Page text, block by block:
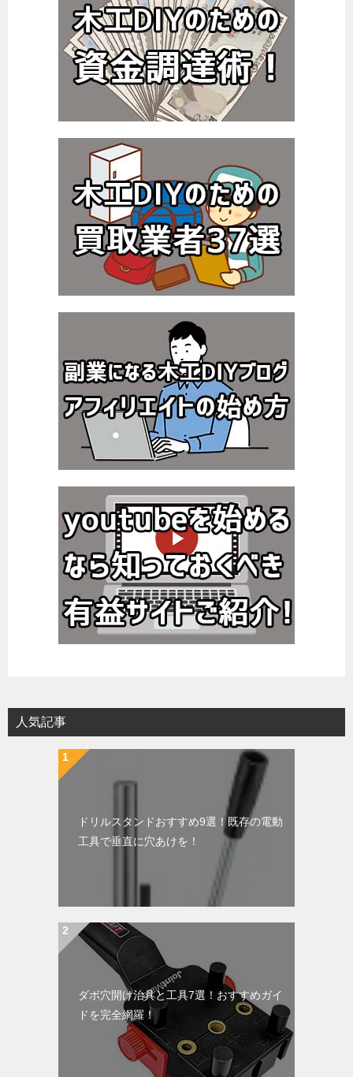
人気記事
ドリルスタンドおすすめ9選！既存の電動
工具で垂直に穴あけを！
ダボ穴開け治具と工具7選！おすすめガイ
ドを完全網羅！